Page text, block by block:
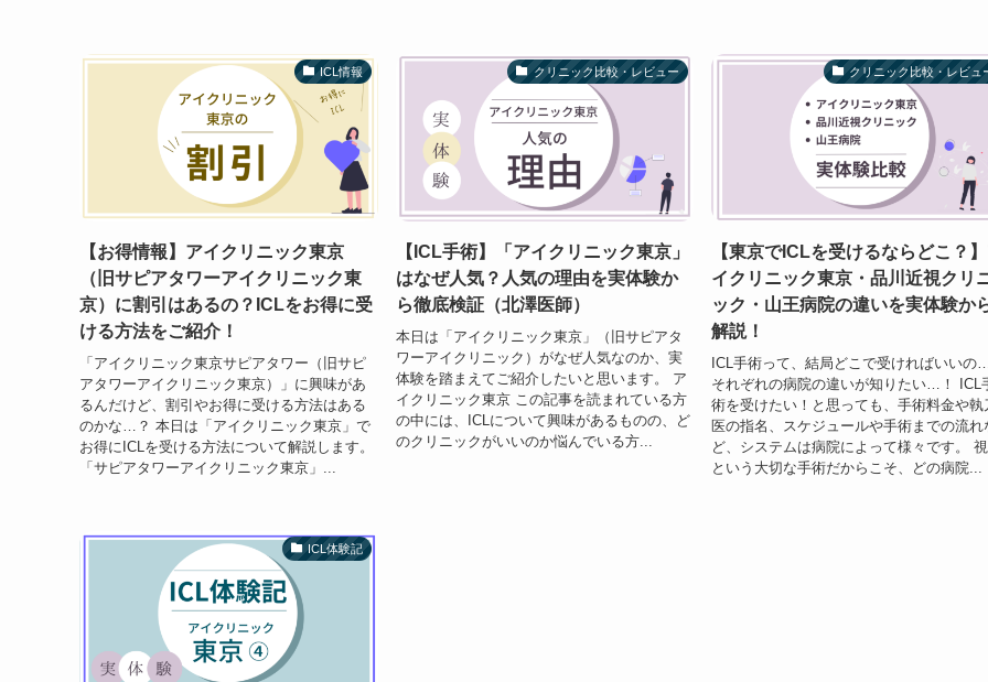
ICL情報
【お得情報】アイクリニック東京
（旧サピアタワーアイクリニック東
京）に割引はあるの？ICLをお得に受
ける方法をご紹介！
「アイクリニック東京サピアタワー（旧サピ
アタワーアイクリニック東京）」に興味があ
るんだけど、割引やお得に受ける方法はある
のかな…？ 本日は「アイクリニック東京」で
お得にICLを受ける方法について解説します。
「サピアタワーアイクリニック東京」...
クリニック比較・レビュー
【ICL手術】「アイクリニック東京」
はなぜ人気？人気の理由を実体験か
ら徹底検証（北澤医師）
本日は「アイクリニック東京」（旧サピアタ
ワーアイクリニック）がなぜ人気なのか、実
体験を踏まえてご紹介したいと思います。 ア
イクリニック東京 この記事を読まれている方
の中には、ICLについて興味があるものの、ど
のクリニックがいいのか悩んでいる方...
クリニック比較・レビュ
【東京でICLを受けるならどこ？
イクリニック東京・品川近視クリ
ック・山王病院の違いを実体験か
解説！
ICL手術って、結局どこで受ければいいの
それぞれの病院の違いが知りたい…！ ICL
術を受けたい！と思っても、手術料金や執
医の指名、スケジュールや手術までの流れ
ど、システムは病院によって様々です。
という大切な手術だからこそ、どの病院...
ICL体験記